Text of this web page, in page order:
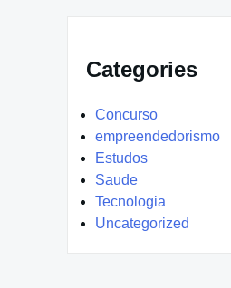
Categories
Concurso
empreendedorismo
Estudos
Saude
Tecnologia
Uncategorized